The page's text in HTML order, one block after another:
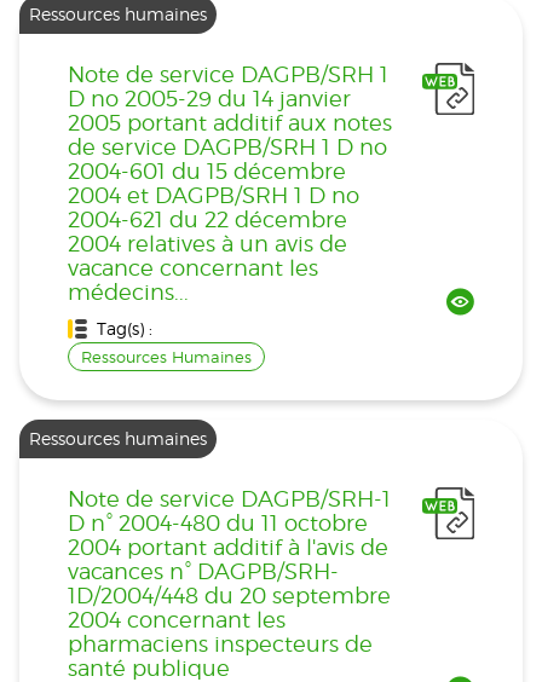
Ressources humaines
Note de service DAGPB/SRH 1
D no 2005-29 du 14 janvier
2005 portant additif aux notes
de service DAGPB/SRH 1 D no
2004-601 du 15 décembre
2004 et DAGPB/SRH 1 D no
2004-621 du 22 décembre
2004 relatives à un avis de
vacance concernant les
médecins...
Tag(s) :
Ressources Humaines
Ressources humaines
Note de service DAGPB/SRH-1
D n° 2004-480 du 11 octobre
2004 portant additif à l'avis de
vacances n° DAGPB/SRH-
1D/2004/448 du 20 septembre
2004 concernant les
pharmaciens inspecteurs de
santé publique